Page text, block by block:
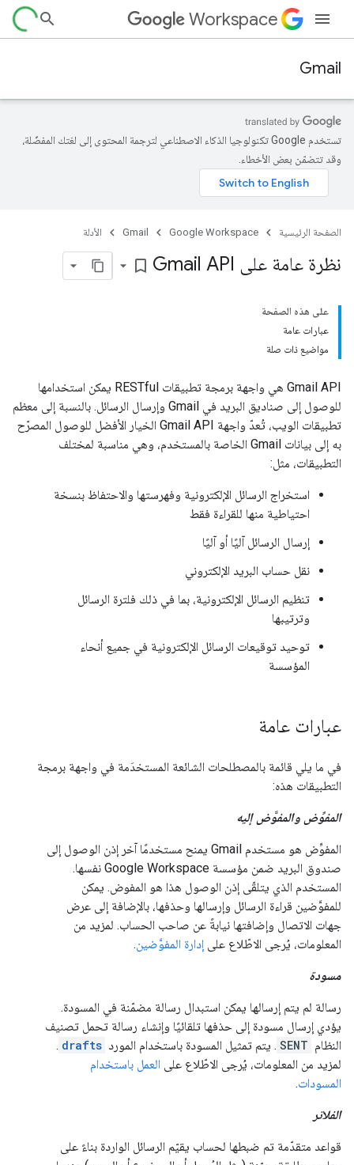
Workspace
Gmail
تستخدم Google تكنولوجيا الذكاء الاصطناعي لترجمة المحتوى إلى لغتك المفضّلة،
وقد تتضمّن بعض الأخطاء.
الصفحة الرئيسية Google Workspace
Gmail الأدلة
نظرة عامة على Gmail API bookmark_border
على هذه الصفحة
عبارات عامة
مواضيع ذات صلة
‫Gmail API هي واجهة برمجة تطبيقات RESTful يمكن استخدامها
للوصول إلى صناديق البريد في Gmail وإرسال الرسائل. بالنسبة إلى معظم
تطبيقات الويب، تُعدّ واجهة Gmail API الخيار الأفضل للوصول المصرّح
به إلى بيانات Gmail الخاصة بالمستخدم، وهي مناسبة لمختلف
التطبيقات، مثل:
استخراج الرسائل الإلكترونية وفهرستها والاحتفاظ بنسخة
احتياطية منها للقراءة فقط
إرسال الرسائل آليًا أو آليًا
نقل حساب البريد الإلكتروني
تنظيم الرسائل الإلكترونية، بما في ذلك فلترة الرسائل
وترتيبها
توحيد توقيعات الرسائل الإلكترونية في جميع أنحاء
المؤسسة
عبارات عامة
في ما يلي قائمة بالمصطلحات الشائعة المستخدَمة في واجهة برمجة
التطبيقات هذه:
المفوِّض والمفوَّض إليه
المفوِّض هو مستخدم Gmail يمنح مستخدمًا آخر إذن الوصول إلى
صندوق البريد ضمن مؤسسة Google Workspace نفسها.
المستخدم الذي يتلقّى إذن الوصول هذا هو المفوض. يمكن
للمفوَّضين قراءة الرسائل وإرسالها وحذفها، بالإضافة إلى عرض
جهات الاتصال وإضافتها نيابةً عن صاحب الحساب. لمزيد من
المعلومات، يُرجى الاطّلاع على إدارة المفوَّضين.
مسودة
رسالة لم يتم إرسالها يمكن استبدال رسالة مضمّنة في المسودة.
يؤدي إرسال مسودة إلى حذفها تلقائيًا وإنشاء رسالة تحمل تصنيف
النظام SENT . يتم تمثيل المسودة باستخدام المورد drafts
.
لمزيد من المعلومات، يُرجى الاطّلاع على العمل باستخدام
المسودات.
الفلاتر
قواعد متقدّمة تم ضبطها لحساب يقيّم الرسائل الواردة بناءً على